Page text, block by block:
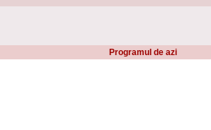
Programul de azi